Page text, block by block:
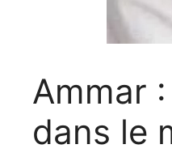
Ammar
dans le